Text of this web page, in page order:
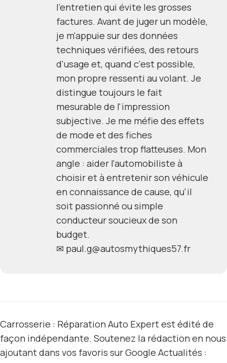
l'entretien qui évite les grosses
factures. Avant de juger un modèle,
je m'appuie sur des données
techniques vérifiées, des retours
d'usage et, quand c'est possible,
mon propre ressenti au volant. Je
distingue toujours le fait
mesurable de l'impression
subjective. Je me méfie des effets
de mode et des fiches
commerciales trop flatteuses. Mon
angle : aider l'automobiliste à
choisir et à entretenir son véhicule
en connaissance de cause, qu'il
soit passionné ou simple
conducteur soucieux de son
budget.
✉ paul.g@autosmythiques57.fr
Carrosserie : Réparation Auto Expert est édité de
façon indépendante. Soutenez la rédaction en nous
ajoutant dans vos favoris sur Google Actualités :